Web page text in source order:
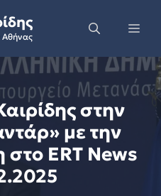
Αθήνας
στην
με την
στο ERT News